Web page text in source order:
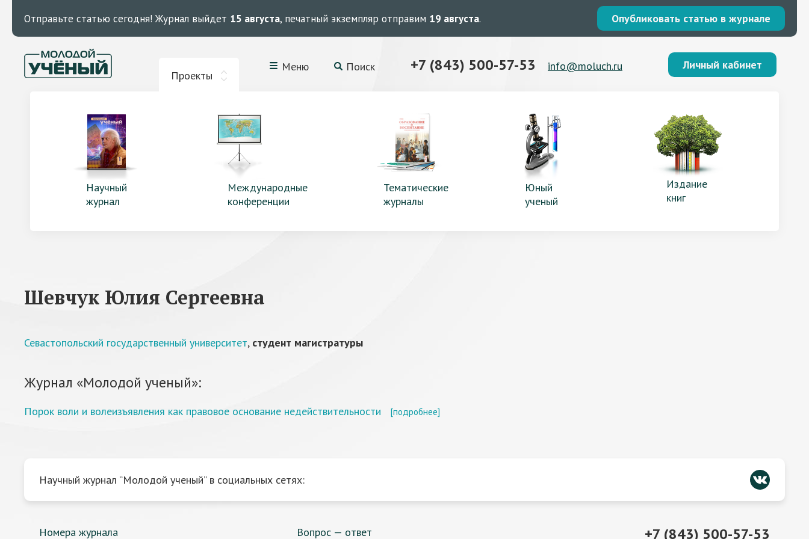
Отправьте статью сегодня! Журнал выйдет 15 августа, печатный экземпляр отправим 19 августа. Опубликовать статью в журнале
Проекты
Меню Поиск +7 (843) 500-57-53 info@moluch.ru Личный кабинет
Научный
журнал
Международные
конференции
Тематические
журналы
Юный
ученый
Издание
книг
Шевчук Юлия Сергеевна
Севастопольский государственный университет, студент магистратуры
Журнал «Молодой ученый»:
Порок воли и волеизъявления как правовое основание недействительности [подробнее]
Научный журнал “Молодой ученый” в социальных сетях:
Номера журнала Вопрос — ответ +7 (843) 500-57-53